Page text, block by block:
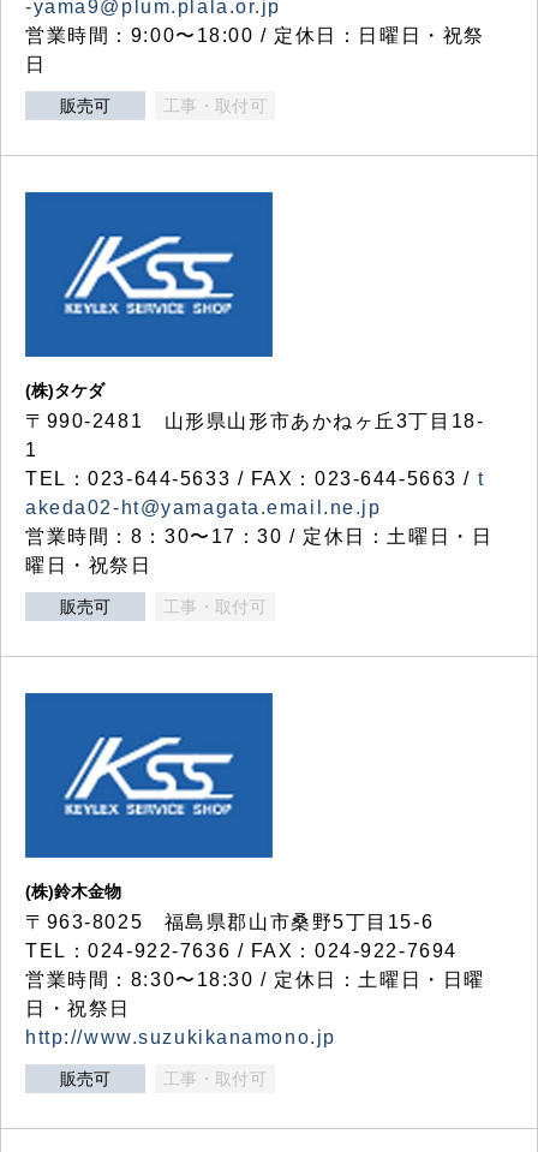
-yama9@plum.plala.or.jp
営業時間：9:00〜18:00 / 定休日：日曜日・祝祭
日
販売可 工事・取付可
(株)タケダ
〒990-2481 山形県山形市あかねヶ丘3丁目18-
1
TEL：023-644-5633 / FAX：023-644-5663 / t
akeda02-ht@yamagata.email.ne.jp
営業時間：8：30〜17：30 / 定休日：土曜日・日
曜日・祝祭日
販売可 工事・取付可
(株)鈴木金物
〒963-8025 福島県郡山市桑野5丁目15-6
TEL：024-922-7636 / FAX：024-922-7694
営業時間：8:30〜18:30 / 定休日：土曜日・日曜
日・祝祭日
http://www.suzukikanamono.jp
販売可 工事・取付可